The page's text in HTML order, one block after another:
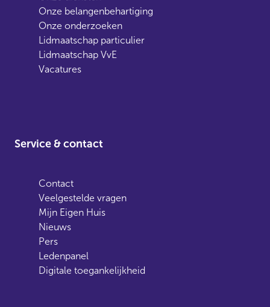
Onze belangenbehartiging
Onze onderzoeken
Lidmaatschap particulier
Lidmaatschap VvE
Vacatures
Service & contact
Contact
Veelgestelde vragen
Mijn Eigen Huis
Nieuws
Pers
Ledenpanel
Digitale toegankelijkheid